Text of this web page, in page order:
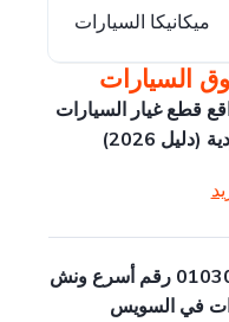
ميكانيكا السيارات
السيارات
قطع غيار السيارات
2026)
01030108582 رقم أسرع ونش
في السويس